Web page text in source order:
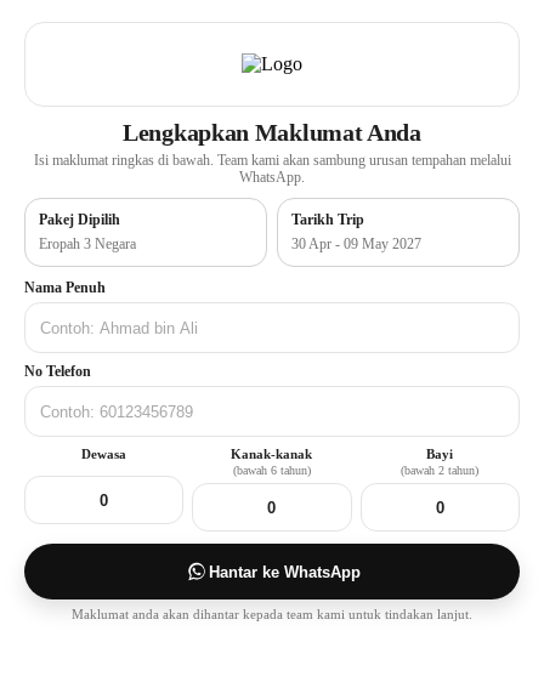
Lengkapkan Maklumat Anda
Isi maklumat ringkas di bawah. Team kami akan sambung urusan tempahan melalui
WhatsApp.
Pakej Dipilih
Eropah 3 Negara
Tarikh Trip
30 Apr - 09 May 2027
Nama Penuh
No Telefon
Dewasa Kanak-kanak
(bawah 6 tahun)
Bayi
(bawah 2 tahun)
Hantar ke WhatsApp
Maklumat anda akan dihantar kepada team kami untuk tindakan lanjut.